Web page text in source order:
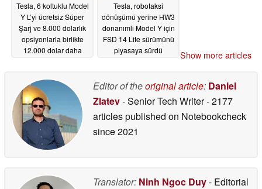
Tesla, 6 koltuklu Model
Y L’yi ücretsiz Süper
Şarj ve 8.000 dolarlık
opsiyonlarla birlikte
12.000 dolar daha
Tesla, robotaksi
dönüşümü yerine HW3
donanımlı Model Y için
FSD 14 Lite sürümünü
piyasaya sürdü
Show more articles
Editor of theoriginal article: Daniel
Zlatev- Senior Tech Writer- 2177
articles published on Notebookcheck
since 2021
Translator: Ninh Ngoc Duy- Editorial